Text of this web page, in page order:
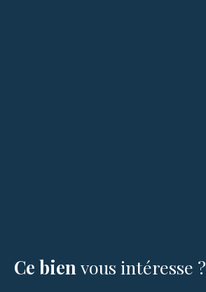
Ce bien vous intéresse ?